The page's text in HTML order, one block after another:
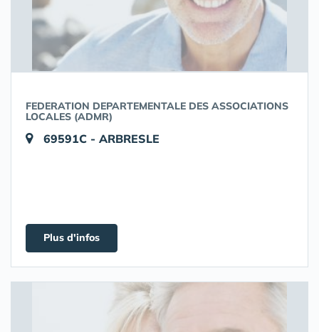
FEDERATION DEPARTEMENTALE DES ASSOCIATIONS
LOCALES (ADMR)
69591C - ARBRESLE
Plus d'infos